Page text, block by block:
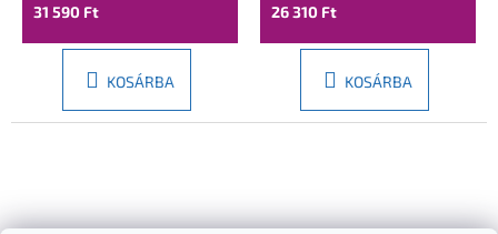
31 590 Ft
KOSÁRBA
26 310 Ft
KOSÁRBA